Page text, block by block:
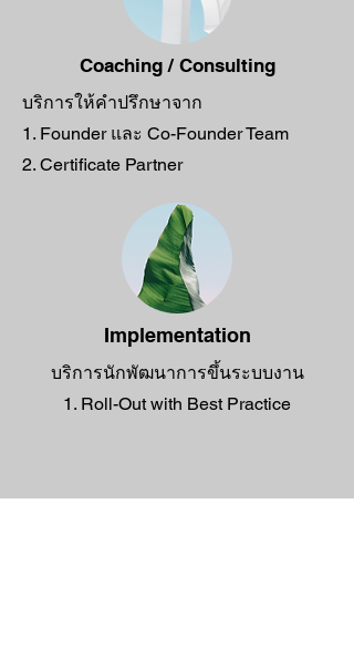
Coaching / Consulting
บริการให้คำปรึกษาจาก
1. Founder และ Co-Founder Team
2. Certificate Partner
Implementation
บริการนักพัฒนาการขึ้นระบบงาน
1. Roll-Out with Best Practice